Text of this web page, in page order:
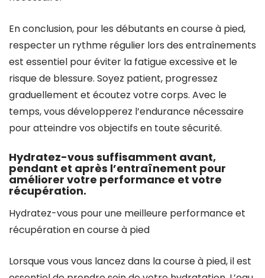
En conclusion, pour les débutants en course à pied,
respecter un rythme régulier lors des entraînements
est essentiel pour éviter la fatigue excessive et le
risque de blessure. Soyez patient, progressez
graduellement et écoutez votre corps. Avec le
temps, vous développerez l’endurance nécessaire
pour atteindre vos objectifs en toute sécurité.
Hydratez-vous suffisamment avant,
pendant et après l’entraînement pour
améliorer votre performance et votre
récupération.
Hydratez-vous pour une meilleure performance et
récupération en course à pied
Lorsque vous vous lancez dans la course à pied, il est